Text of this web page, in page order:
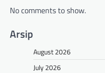
No comments to show.
Arsip
August 2026
July 2026